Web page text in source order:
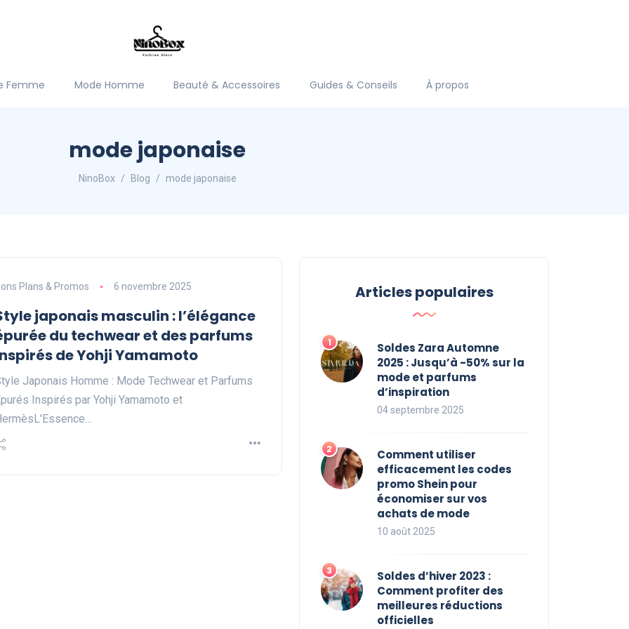
Femme Mode Homme Beauté & Accessoires Guides & Conseils À propos
mode japonaise
NinoBox Blog mode japonaise
Plans & Promos 6 novembre 2025
japonais masculin : l’élégance
du techwear et des parfums
de Yohji Yamamoto
Japonais Homme : Mode Techwear et Parfums
Inspirés par Yohji Yamamoto et
Articles populaires
Soldes Zara Automne
2025 : Jusqu’à -50% sur la
mode et parfums
d’inspiration
04 septembre 2025
Comment utiliser
efficacement les codes
promo Shein pour
économiser sur vos
achats de mode
10 août 2025
Soldes d’hiver 2023 :
Comment profiter des
meilleures réductions
officielles